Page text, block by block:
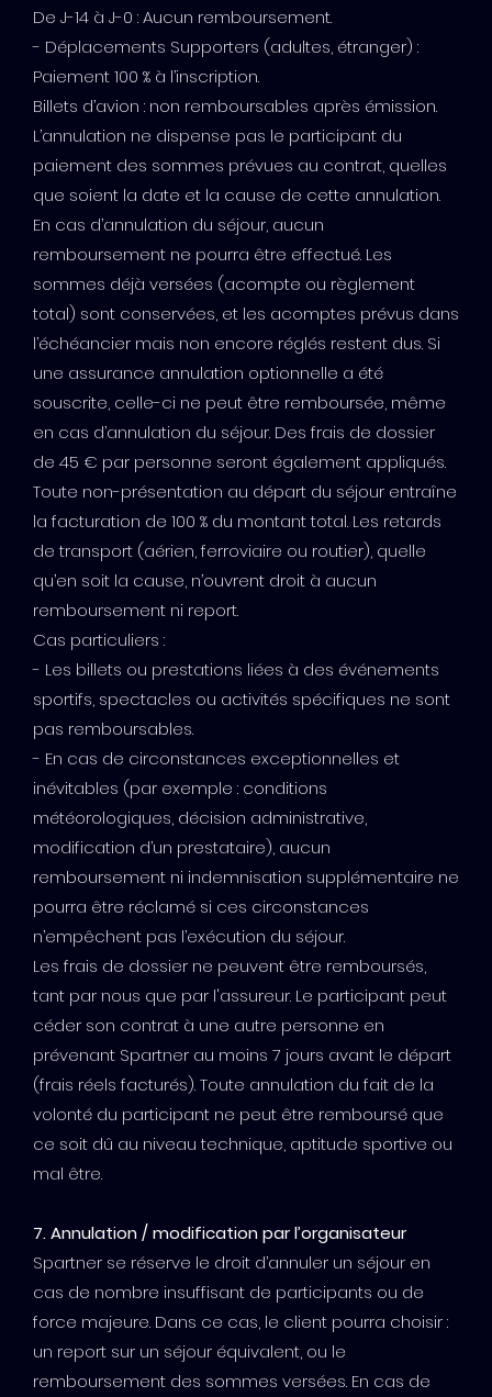
De J-14 à J-0 : Aucun remboursement.
- Déplacements Supporters (adultes, étranger) :
Paiement 100 % à l’inscription.
Billets d’avion : non remboursables après émission.
L’annulation ne dispense pas le participant du
paiement des sommes prévues au contrat, quelles
que soient la date et la cause de cette annulation.
En cas d’annulation du séjour, aucun
remboursement ne pourra être effectué. Les
sommes déjà versées (acompte ou règlement
total) sont conservées, et les acomptes prévus dans
l’échéancier mais non encore réglés restent dus. Si
une assurance annulation optionnelle a été
souscrite, celle-ci ne peut être remboursée, même
en cas d’annulation du séjour. Des frais de dossier
de 45 € par personne seront également appliqués.
Toute non-présentation au départ du séjour entraîne
la facturation de 100 % du montant total. Les retards
de transport (aérien, ferroviaire ou routier), quelle
qu’en soit la cause, n’ouvrent droit à aucun
remboursement ni report.
Cas particuliers :
- Les billets ou prestations liées à des événements
sportifs, spectacles ou activités spécifiques ne sont
pas remboursables.
- En cas de circonstances exceptionnelles et
inévitables (par exemple : conditions
météorologiques, décision administrative,
modification d’un prestataire), aucun
remboursement ni indemnisation supplémentaire ne
pourra être réclamé si ces circonstances
n’empêchent pas l’exécution du séjour.
Les frais de dossier ne peuvent être remboursés,
tant par nous que par l'assureur. Le participant peut
céder son contrat à une autre personne en
prévenant Spartner au moins 7 jours avant le départ
(frais réels facturés). Toute annulation du fait de la
volonté du participant ne peut être remboursé que
ce soit dû au niveau technique, aptitude sportive ou
mal être.
7. Annulation / modification par l’organisateur
Spartner se réserve le droit d’annuler un séjour en
cas de nombre insuffisant de participants ou de
force majeure. Dans ce cas, le client pourra choisir :
un report sur un séjour équivalent, ou le
remboursement des sommes versées. En cas de